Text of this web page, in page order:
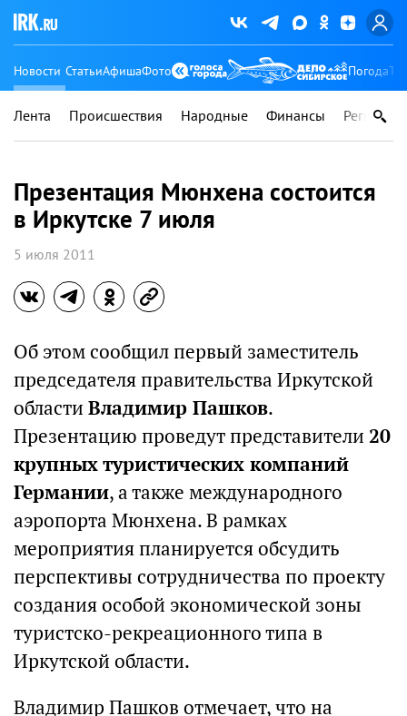
Новости СтатьиАфишаФото Погода
Лента Происшествия Народные Финансы Регионы
Презентация Мюнхена состоится
в Иркутске 7 июля
5 июля 2011
Об этом сообщил первый заместитель
председателя правительства Иркутской
области Владимир Пашков.
Презентацию проведут представители 20
крупных туристических компаний
Германии, а также международного
аэропорта Мюнхена. В рамках
мероприятия планируется обсудить
перспективы сотрудничества по проекту
создания особой экономической зоны
туристско-рекреационного типа в
Иркутской области.
Владимир Пашков отмечает, что на